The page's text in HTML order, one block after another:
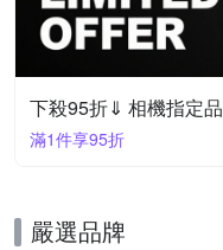
下殺95折⇓ 相機指定品
滿1件享95折
嚴選品牌